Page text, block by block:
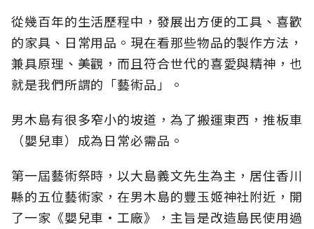
從幾百年的生活歷程中，發展出方便的工具、喜歡
的家具、日常用品。現在看那些物品的製作方法，
兼具原理、美觀，而且符合世代的喜愛與精神，也
就是我們所謂的「藝術品」。
男木島有很多窄小的坡道，為了搬運東西，推板車
（嬰兒車）成為日常必需品。
第一屆藝術祭時，以大島義文先生為主，居住香川
縣的五位藝術家，在男木島的豐玉姬神社附近，開
了一家《嬰兒車‧工廠》，主旨是改造島民使用過